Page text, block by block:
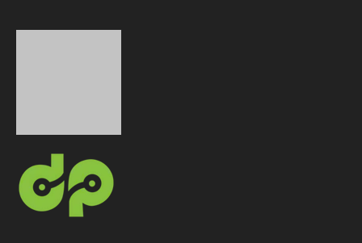
AndroidPonsel.com adalah media digital independen
yang secara konsisten menyajikan Berita Teknologi